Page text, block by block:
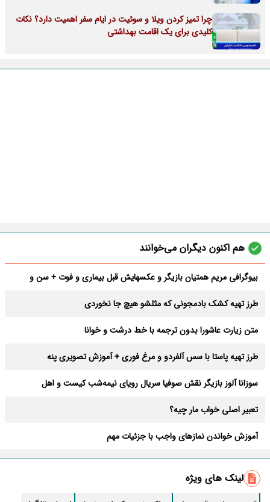
چرا تمیز کردن ویلا و سوئیت در ایام سفر اهمیت دارد؟ نکات
کلیدی برای یک اقامت بهداشتی
هم اکنون دیگران می‌خوانند
بیوگرافی مریم همتیان بازیگر و عکسهایش قبل بیماری و فوت + سن و
طرز تهیه کشک بادمجونی که مثلشو هیچ جا نخوردی
متن زیارت عاشورا بدون ترجمه با خط درشت و خوانا
طرز تهیه پاستا با سس آلفردو و مرغ فوری + آموزش تصویری پنه
سوزانا آلوز بازیگر نقش صوفیا سریال رویای نیمه‌شب کیست و اهل
تعبیر اصلی خواب مار چیه؟
آموزش خواندن نمازهای واجب با جزئیات مهم
طرز تهیه و فوت کوزه گری قیمه نثار اصیل و سنتی
طرز تهیه شنیسل مرغ خانگی راحت با سس قارچ رستورانی + نکات کلیدی
لینک های ویژه